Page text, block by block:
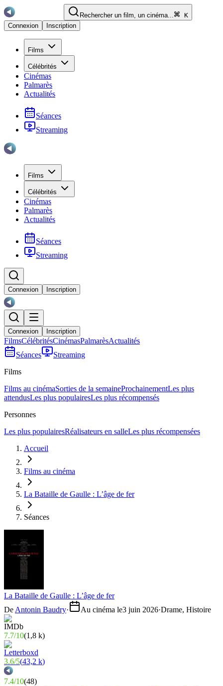
Rechercher un film, un cinéma...
K
Connexion
Inscription
Films
Célébrités
Cinémas
Palmarès
Actualités
Séances
Streaming
Films
Célébrités
Cinémas
Palmarès
Actualités
Séances
Streaming
Connexion Inscription
Connexion Inscription
FilmsCélébritésCinémasPalmarèsActualités
Séances
Streaming
Films
Films au cinémaSorties de la semaineProchainementLes plus
attendusLes plus populairesLes plus récompensés
Personnes
Les plus populairesRéalisateurs en salleLes plus récompensées
Accueil
Films au cinéma
La Bataille de Gaulle : L’âge de fer
Séances
La Bataille de Gaulle : L’âge de fer
De Antonin Baudry· Au cinéma le3 juin 2026·Drame, Histoire
7.7/10(1,8 k)
3.6/5(43,2 k)
7.4/10(48)